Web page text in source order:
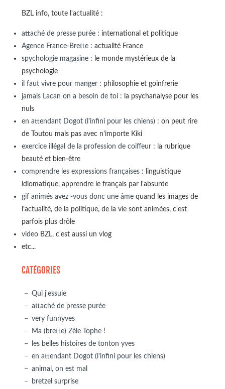
BZL info, toute l'actualité :
attaché de presse purée: international et politique
Agence France-Brette: actualité France
spychologie magasine: le monde mystérieux de la
psychologie
il faut vivre pour manger: philosophie et goinfrerie
jamais Lacan on a besoin de toi: la psychanalyse pour les
nuls
en attendant Dogot (l'infini pour les chiens): on peut rire
de Toutou mais pas avec n'importe Kiki
exercice illégal de la profession de coiffeur: la rubrique
beauté et bien-être
comprendre les expressions françaises: linguistique
idiomatique, apprendre le français par l'absurde
gif animés avez -vous donc une âmequand les images de
l'actualité, de la politique, de la vie sont animées, c'est
parfois plus drôle
videoBZL, c'est aussi un vlog
etc...
CATÉGORIES
Qui j'essuie
attaché de presse purée
very funnyves
Ma (brette) Zèle Tophe !
les belles histoires de tonton yves
en attendant Dogot (l'infini pour les chiens)
animal, on est mal
bretzel surprise